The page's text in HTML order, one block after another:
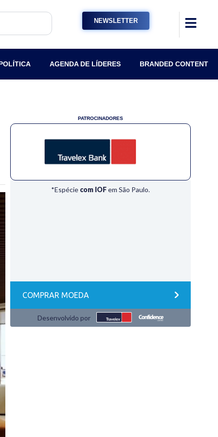
NEWSLETTER
AGENDA DE LÍDERES BRANDED CONTENT
PATROCINADORES